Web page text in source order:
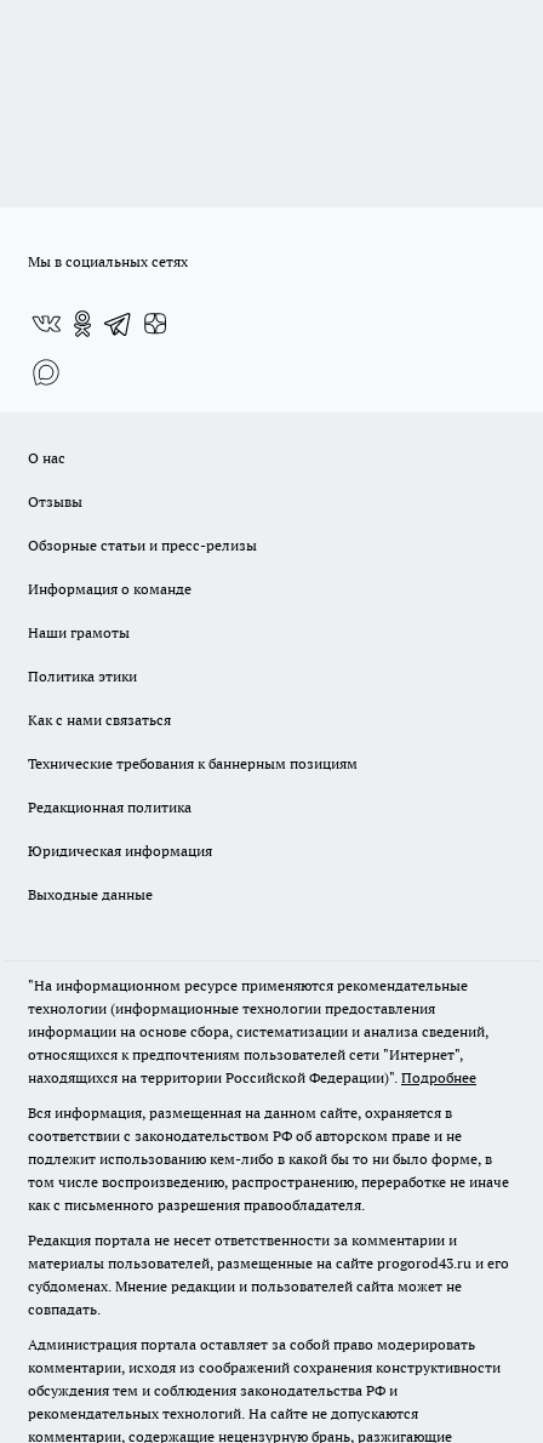
Мы в социальных сетях
О нас
Отзывы
Обзорные статьи и пресс-релизы
Информация о команде
Наши грамоты
Политика этики
Как с нами связаться
Технические требования к баннерным позициям
Редакционная политика
Юридическая информация
Выходные данные
"На информационном ресурсе применяются рекомендательные
технологии (информационные технологии предоставления
информации на основе сбора, систематизации и анализа сведений,
относящихся к предпочтениям пользователей сети "Интернет",
находящихся на территории Российской Федерации)". Подробнее
Вся информация, размещенная на данном сайте, охраняется в
соответствии с законодательством РФ об авторском праве и не
подлежит использованию кем-либо в какой бы то ни было форме, в
том числе воспроизведению, распространению, переработке не иначе
как с письменного разрешения правообладателя.
Редакция портала не несет ответственности за комментарии и
материалы пользователей, размещенные на сайте progorod43.ru и его
субдоменах. Мнение редакции и пользователей сайта может не
совпадать.
Администрация портала оставляет за собой право модерировать
комментарии, исходя из соображений сохранения конструктивности
обсуждения тем и соблюдения законодательства РФ и
рекомендательных технологий. На сайте не допускаются
комментарии, содержащие нецензурную брань, разжигающие